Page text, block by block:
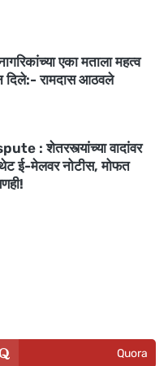
एका मताला महत्व
दिले:- रामदास आठवले
: शेतरस्त्यांच्या वादांवर
ई-मेलवर नोटीस, मोफत
Quora